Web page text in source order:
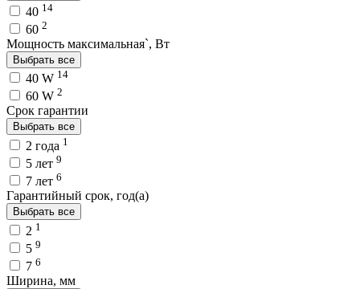
40 14
60 2
Мощность максимальная`, Вт
Выбрать все
40 W 14
60 W 2
Срок гарантии
Выбрать все
2 года 1
5 лет 9
7 лет 6
Гарантийный срок, год(а)
Выбрать все
2 1
5 9
7 6
Ширина, мм